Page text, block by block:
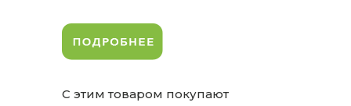
С этим товаром покупают